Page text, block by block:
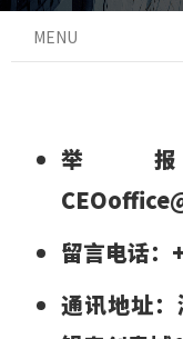
MENU
举
留言电话
通讯地址